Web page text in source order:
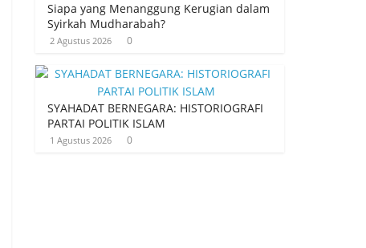
Siapa yang Menanggung Kerugian dalam
Syirkah Mudharabah?
2 Agustus 2026 0
SYAHADAT BERNEGARA: HISTORIOGRAFI
PARTAI POLITIK ISLAM
1 Agustus 2026 0